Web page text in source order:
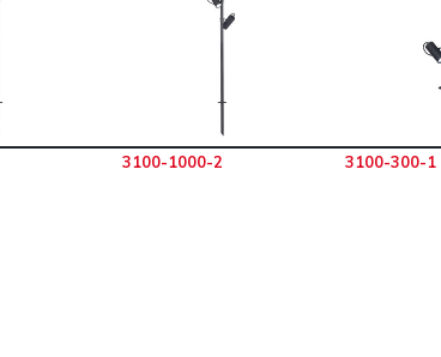
3100-1000-2 3100-300-1